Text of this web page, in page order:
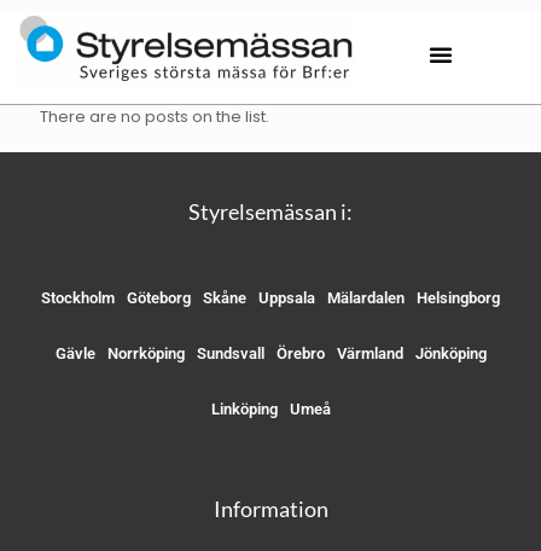
There are no posts on the list.
Styrelsemässan i:
Stockholm Göteborg Skåne Uppsala Mälardalen Helsingborg
Gävle Norrköping Sundsvall Örebro Värmland Jönköping
Linköping Umeå
Information